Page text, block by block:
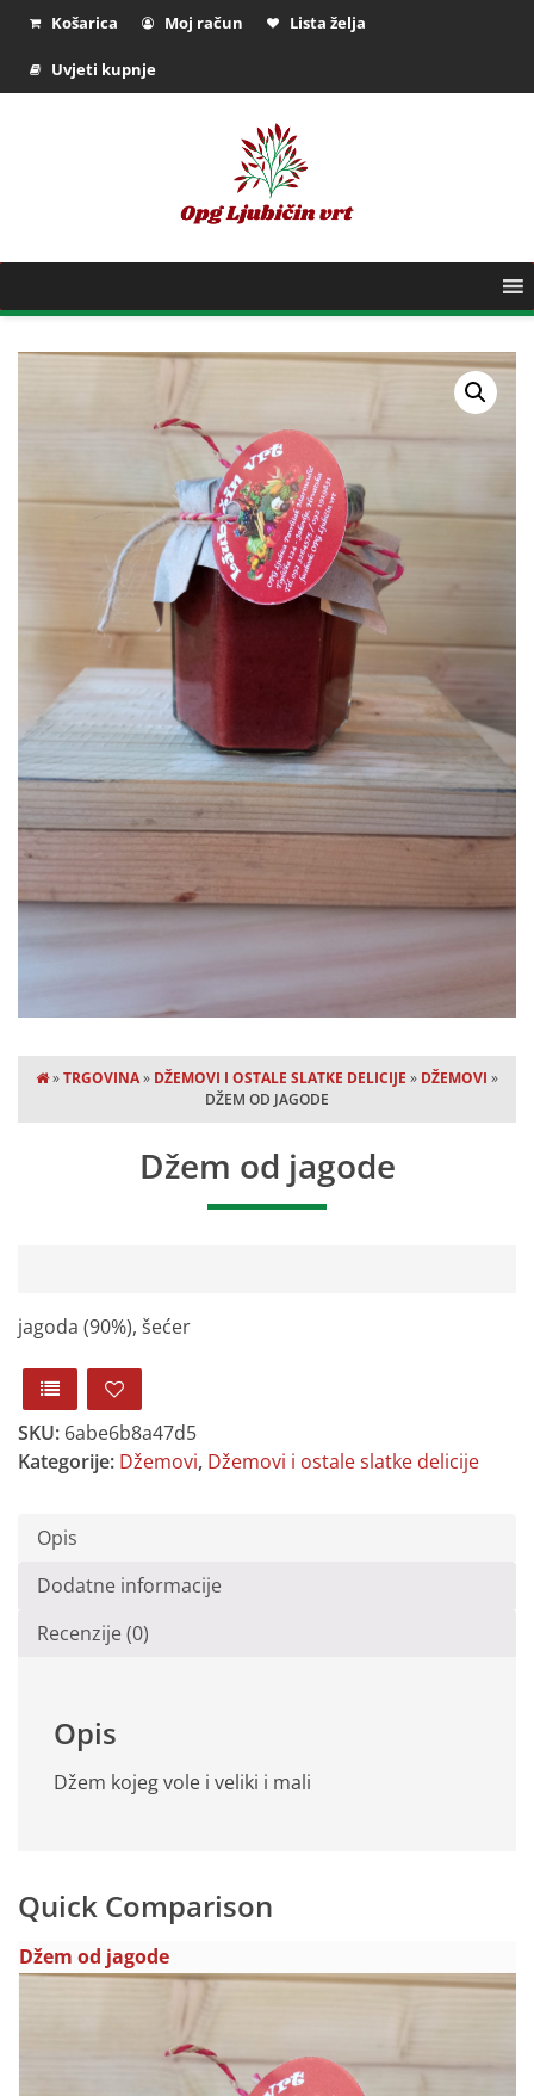
Košarica Moj račun Lista želja
Uvjeti kupnje
»TRGOVINA» DŽEMOVI I OSTALE SLATKE DELICIJE » DŽEMOVI »
DŽEM OD JAGODE
Džem od jagode
jagoda (90%), šećer
SKU: 6abe6b8a47d5
Kategorije: Džemovi, Džemovi i ostale slatke delicije
Opis
Dodatne informacije
Recenzije (0)
Opis
Džem kojeg vole i veliki i mali
Quick Comparison
Džem od jagode